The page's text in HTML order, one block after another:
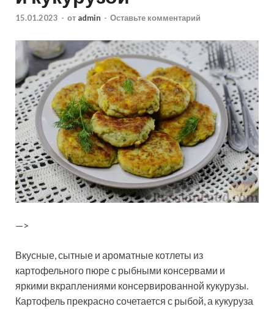
15.01.2023 - от admin - Оставьте комментарий
—>
Вкусные, сытные и ароматные котлеты из
картофельного пюре с рыбными консервами и
яркими вкраплениями консервированной кукурузы.
Картофель прекрасно сочетается с рыбой, а кукуруза